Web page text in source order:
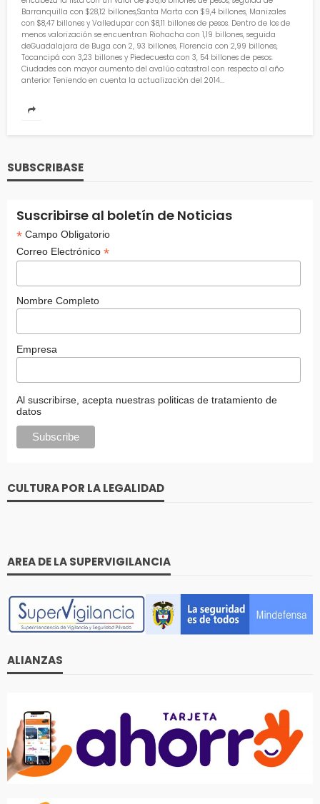
Barranquilla con $28,12 billones,Santa Marta con $9,4 billones, Manizales
con $8,47 billones y Valledupar con $8,11 billones de pesos. Dentro de los de
menos valorización se encuentran Riohacha con 1,19 billones, seguida
deGuadalajara de Buga con 2, 93 billones, Florencia con 2,99 billones,
Tocancipá con 3,23 billones y Piedecuesta con 3, 54 billones de pesos.
Ciudades con mayor aumento del avalúo catastral con respecto al año
anterior Teniendo en cuenta la actualización del 2014...
SUBSCRIBASE
Suscribirse al boletín de Noticias
*Campo Obligatorio
Correo Electrónico *
Nombre Completo
Empresa
Al suscribirse, acepta nuestras politicas de tratamiento de
datos
CULTURA POR LA LEGALIDAD
AREA DE LA SUPERVIGILANCIA
ALIANZAS